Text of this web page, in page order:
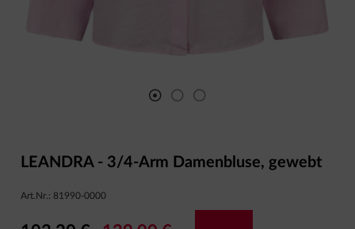
LEANDRA - 3/4-Arm Damenbluse, gewebt
Art.Nr.: 81990-0000